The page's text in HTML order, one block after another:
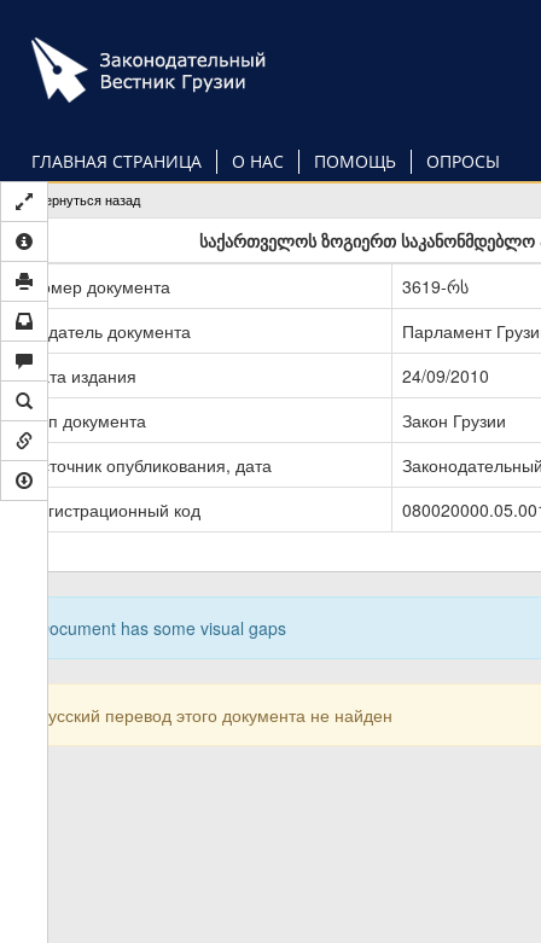
основному
содержанию
ГЛАВНАЯ СТРАНИЦА О НАС ПОМОЩЬ ОПРОСЫ
Вернуться назад
საქართველოს ზოგიერთ საკანონმდებლო
Номер документа
3619-რს
Издатель документа
Парламент
Дата издания
24/09/2010
Тип документа
Закон Грузии
Источник опубликования, дата
Регистрационный код
Document has some visual gaps
Русский перевод этого документа не найден